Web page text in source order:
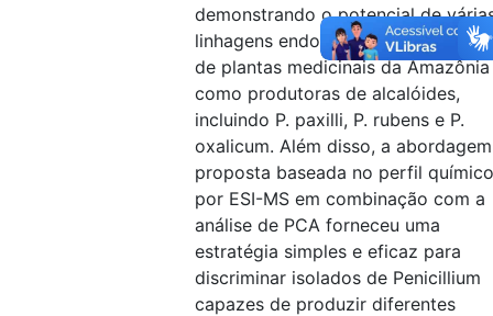
demonstrando o potencial de
linhagens endofíticas de Penicillium
de plantas medicinais da Amazônia
como produtoras de alcalóides,
incluindo P. paxilli, P. rubens e P.
oxalicum. Além disso, a abordagem
proposta baseada no perfil químico
por ESI-MS em combinação com a
análise de PCA forneceu uma
estratégia simples e eficaz para
discriminar isolados de Penicillium
capazes de produzir diferentes